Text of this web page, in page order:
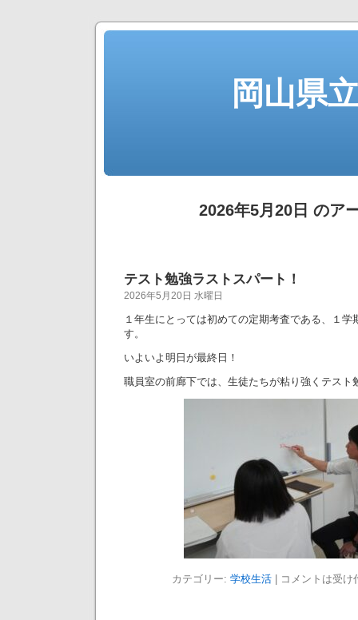
岡山県
2026年5月20日 のア
テスト勉強ラストスパート！
2026年5月20日 水曜日
１年生にとっては初めての定期考査である、１学
す。
いよいよ明日が最終日！
職員室の前廊下では、生徒たちが粘り強くテスト
カテゴリー: 学校生活| コメントは受け